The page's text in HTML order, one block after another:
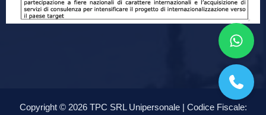
Copyright © 2026 TPC SRL Unipersonale | Codice Fiscale: